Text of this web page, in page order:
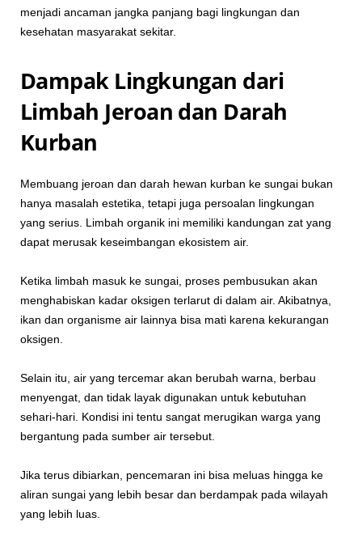
menjadi ancaman jangka panjang bagi lingkungan dan
kesehatan masyarakat sekitar.
Dampak Lingkungan dari
Limbah Jeroan dan Darah
Kurban
Membuang jeroan dan darah hewan kurban ke sungai bukan
hanya masalah estetika, tetapi juga persoalan lingkungan
yang serius. Limbah organik ini memiliki kandungan zat yang
dapat merusak keseimbangan ekosistem air.
Ketika limbah masuk ke sungai, proses pembusukan akan
menghabiskan kadar oksigen terlarut di dalam air. Akibatnya,
ikan dan organisme air lainnya bisa mati karena kekurangan
oksigen.
Selain itu, air yang tercemar akan berubah warna, berbau
menyengat, dan tidak layak digunakan untuk kebutuhan
sehari-hari. Kondisi ini tentu sangat merugikan warga yang
bergantung pada sumber air tersebut.
Jika terus dibiarkan, pencemaran ini bisa meluas hingga ke
aliran sungai yang lebih besar dan berdampak pada wilayah
yang lebih luas.